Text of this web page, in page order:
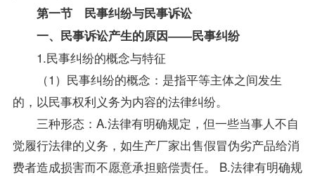
第一节 民事纠纷与民事诉讼
一、民事诉讼产生的原因――民事纠纷
1.民事纠纷的概念与特征
（1）民事纠纷的概念：是指平等主体之间发生
的，以民事权利义务为内容的法律纠纷。
三种形态：A.法律有明确规定，但一些当事人不自
觉履行法律的义务，如生产厂家出售假冒伪劣产品给消
费者造成损害而不愿意承担赔偿责任。 B.法律有明确规